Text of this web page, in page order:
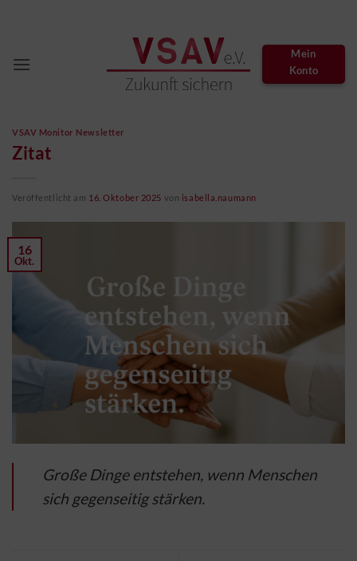
Mein
Konto
VSAV Monitor Newsletter
Zitat
Veröffentlicht am 16. Oktober 2025 von isabella.naumann
16
Okt.
Große Dinge entstehen, wenn Menschen
sich gegenseitig stärken.